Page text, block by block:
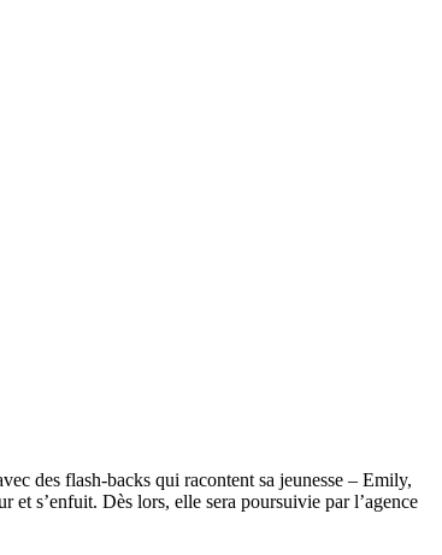
des flash-backs qui racontent sa jeunesse – Emily,
et s’enfuit. Dès lors, elle sera poursuivie par l’agence